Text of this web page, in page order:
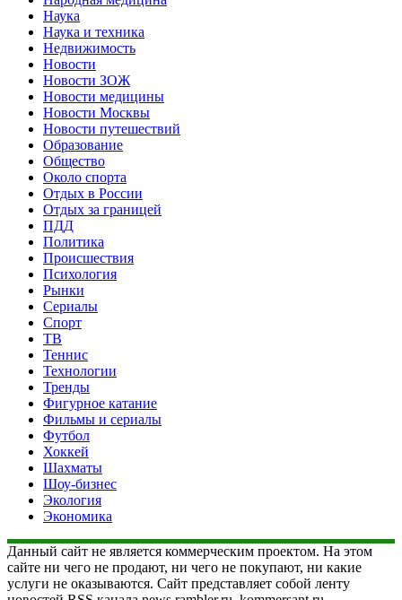
Наука
Наука и техника
Недвижимость
Новости
Новости ЗОЖ
Новости медицины
Новости Москвы
Новости путешествий
Образование
Общество
Около спорта
Отдых в России
Отдых за границей
ПДД
Политика
Происшествия
Психология
Рынки
Сериалы
Спорт
ТВ
Теннис
Технологии
Тренды
Фигурное катание
Фильмы и сериалы
Футбол
Хоккей
Шахматы
Шоу-бизнес
Экология
Экономика
Данный сайт не является коммерческим проектом. На этом
сайте ни чего не продают, ни чего не покупают, ни какие
услуги не оказываются. Сайт представляет собой ленту